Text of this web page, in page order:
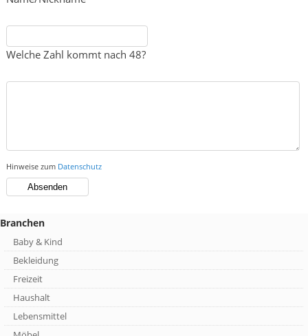
Welche Zahl kommt nach 48?
Hinweise zum Datenschutz
Branchen
Baby & Kind
Bekleidung
Freizeit
Haushalt
Lebensmittel